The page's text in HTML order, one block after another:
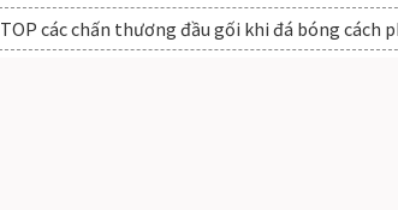
TOP các chấn thương đầu gối khi đá bóng cách